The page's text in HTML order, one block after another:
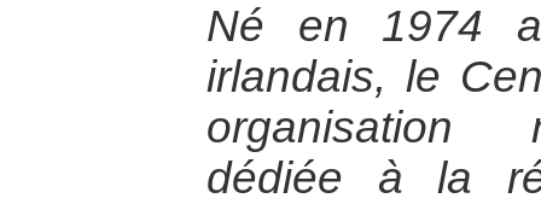
Né en 1974
irlandais, le
organisation
dédiée à la